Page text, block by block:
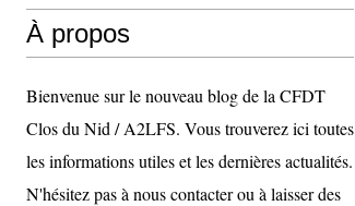
À propos
Bienvenue sur le nouveau blog de la CFDT
Clos du Nid / A2LFS. Vous trouverez ici toutes
les informations utiles et les dernières actualités.
N'hésitez pas à nous contacter ou à laisser des